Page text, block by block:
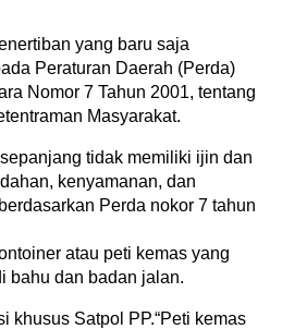
yang baru saja
Peraturan Daerah (Perda)
Nomor 7 Tahun 2001, tentang
Masyarakat.
tidak memiliki ijin dan
kenyamanan, dan
Perda nokor 7 tahun
atau peti kemas yang
bahu dan badan jalan.
khusus Satpol PP.“Peti kemas